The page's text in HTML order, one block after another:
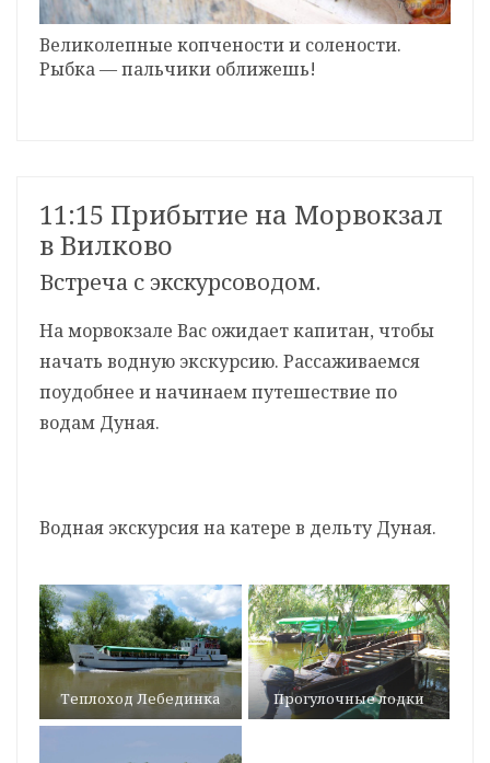
Великолепные копчености и солености.
Рыбка — пальчики оближешь!
11:15 Прибытие на Морвокзал
в Вилково
Встреча с экскурсоводом.
На морвокзале Вас ожидает капитан, чтобы
начать водную экскурсию. Рассаживаемся
поудобнее и начинаем путешествие по
водам Дуная.
Водная экскурсия на катере в дельту Дуная.
Теплоход Лебединка Прогулочные лодки